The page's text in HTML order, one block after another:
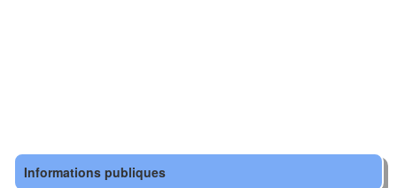
Informations publiques